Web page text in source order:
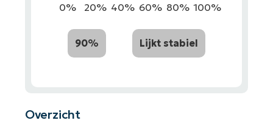
0% 20% 40% 60% 80% 100%
90% Lijkt stabiel
Overzicht